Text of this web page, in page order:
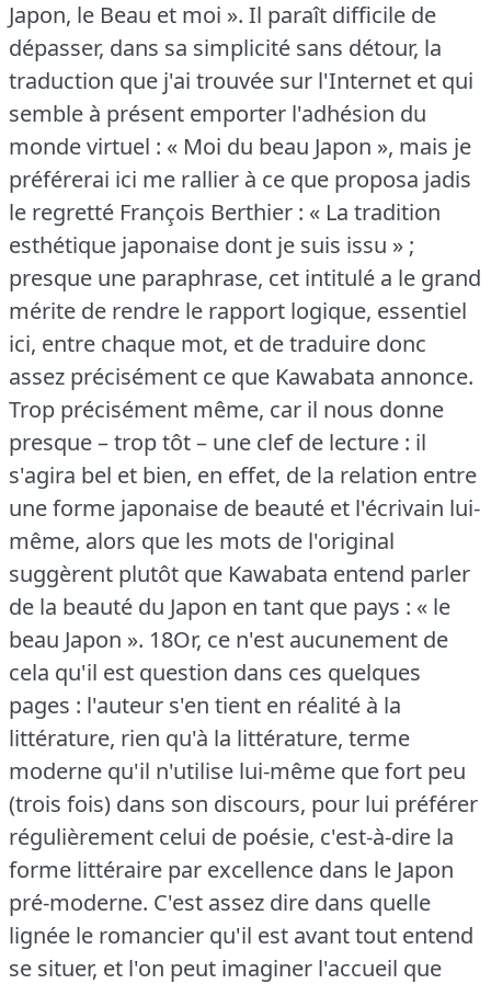
Japon, le Beau et moi ». Il paraît difficile de
dépasser, dans sa simplicité sans détour, la
traduction que j'ai trouvée sur l'Internet et qui
semble à présent emporter l'adhésion du
monde virtuel : « Moi du beau Japon », mais je
préférerai ici me rallier à ce que proposa jadis
le regretté François Berthier : « La tradition
esthétique japonaise dont je suis issu » ;
presque une paraphrase, cet intitulé a le grand
mérite de rendre le rapport logique, essentiel
ici, entre chaque mot, et de traduire donc
assez précisément ce que Kawabata annonce.
Trop précisément même, car il nous donne
presque – trop tôt – une clef de lecture : il
s'agira bel et bien, en effet, de la relation entre
une forme japonaise de beauté et l'écrivain lui-
même, alors que les mots de l'original
suggèrent plutôt que Kawabata entend parler
de la beauté du Japon en tant que pays : « le
beau Japon ». 18Or, ce n'est aucunement de
cela qu'il est question dans ces quelques
pages : l'auteur s'en tient en réalité à la
littérature, rien qu'à la littérature, terme
moderne qu'il n'utilise lui-même que fort peu
(trois fois) dans son discours, pour lui préférer
régulièrement celui de poésie, c'est-à-dire la
forme littéraire par excellence dans le Japon
pré-moderne. C'est assez dire dans quelle
lignée le romancier qu'il est avant tout entend
se situer, et l'on peut imaginer l'accueil que